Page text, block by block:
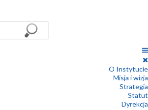
O Instytucie
Misja i wizja
Strategia
Statut
Dyrekcja